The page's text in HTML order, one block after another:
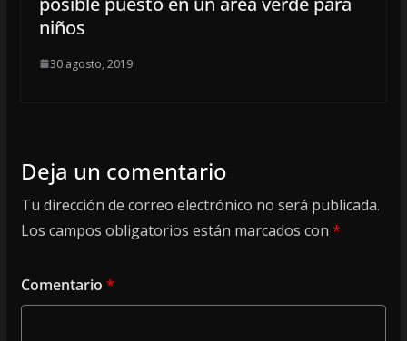
niños
30 agosto, 2019
Deja un comentario
Tu dirección de correo electrónico no será publicada.
Los campos obligatorios están marcados con *
Comentario *